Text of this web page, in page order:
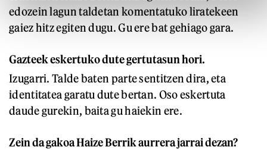
edozein lagun taldetan komentatuko liratekeen
gaiez hitz egiten dugu. Gu ere bat gehiago gara.
Gazteek eskertuko dute gertutasun hori.
Izugarri. Talde baten parte sentitzen dira, eta
identitatea garatu dute bertan. Oso eskertuta
daude gurekin, baita gu haiekin ere.
Zein da gakoa Haize Berrik aurrera jarrai dezan?